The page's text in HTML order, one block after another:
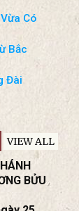
Người
Có
Bắc
Đài